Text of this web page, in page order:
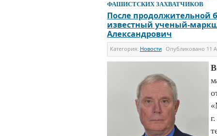
ФАШИСТСКИХ ЗАХВАТЧИКОВ
После продолжительной
известный ученый-
Александрович
Категория: Новости Опубликовано 11